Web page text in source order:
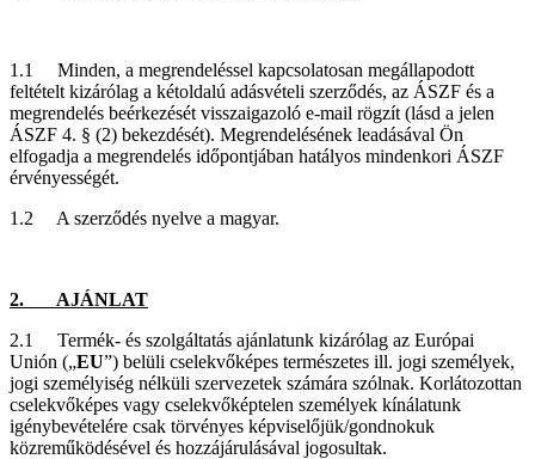
1.1 Minden, a megrendeléssel kapcsolatosan megállapodott
feltételt kizárólag a kétoldalú adásvételi szerződés, az ÁSZF és a
megrendelés beérkezését visszaigazoló e-mail rögzít (lásd a jelen
ÁSZF 4. § (2) bekezdését). Megrendelésének leadásával Ön
elfogadja a megrendelés időpontjában hatályos mindenkori ÁSZF
érvényességét.
1.2 A szerződés nyelve a magyar.
2. AJÁNLAT
2.1 Termék- és szolgáltatás ajánlatunk kizárólag az Európai
Unión („EU”) belüli cselekvőképes természetes ill. jogi személyek,
jogi személyiség nélküli szervezetek számára szólnak. Korlátozottan
cselekvőképes vagy cselekvőképtelen személyek kínálatunk
igénybevételére csak törvényes képviselőjük/gondnokuk
közreműködésével és hozzájárulásával jogosultak.